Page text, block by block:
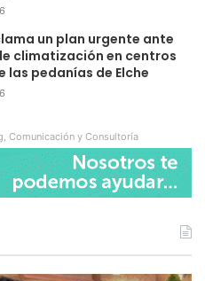
un plan urgente ante
climatización en centros
las pedanías de Elche
Comunicación y Consultoría